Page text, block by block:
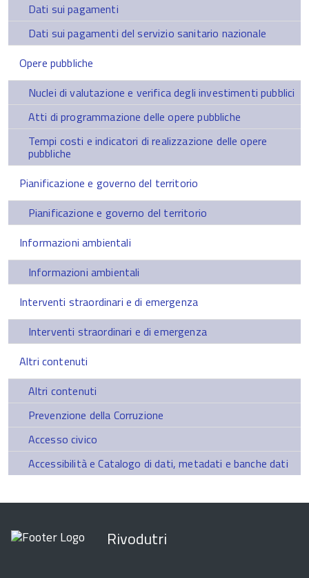
Dati sui pagamenti
Dati sui pagamenti del servizio sanitario nazionale
Opere pubbliche
Nuclei di valutazione e verifica degli investimenti pubblici
Atti di programmazione delle opere pubbliche
Tempi costi e indicatori di realizzazione delle opere
pubbliche
Pianificazione e governo del territorio
Pianificazione e governo del territorio
Informazioni ambientali
Informazioni ambientali
Interventi straordinari e di emergenza
Interventi straordinari e di emergenza
Altri contenuti
Altri contenuti
Prevenzione della Corruzione
Accesso civico
Accessibilità e Catalogo di dati, metadati e banche dati
Rivodutri